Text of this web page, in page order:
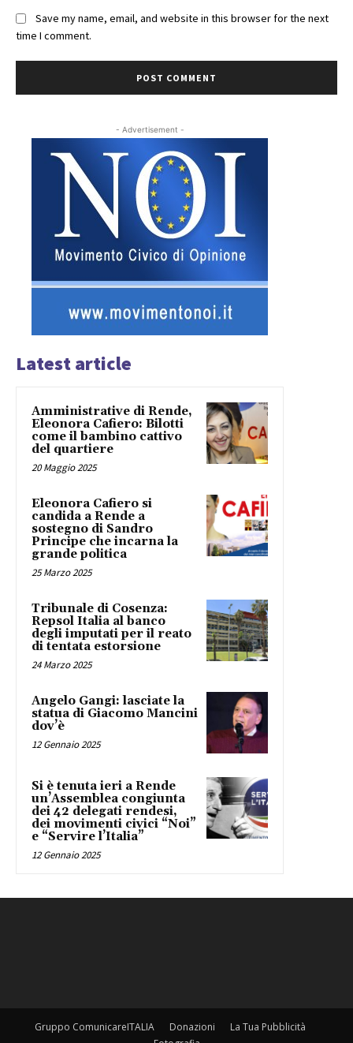
Save my name, email, and website in this browser for the next
time I comment.
- Advertisement -
Latest article
Amministrative di Rende,
Eleonora Cafiero: Bilotti
come il bambino cattivo
del quartiere
20 Maggio 2025
Eleonora Cafiero si
candida a Rende a
sostegno di Sandro
Principe che incarna la
grande politica
25 Marzo 2025
Tribunale di Cosenza:
Repsol Italia al banco
degli imputati per il reato
di tentata estorsione
24 Marzo 2025
Angelo Gangi: lasciate la
statua di Giacomo Mancini
dov’è
12 Gennaio 2025
Si è tenuta ieri a Rende
un’Assemblea congiunta
dei 42 delegati rendesi,
dei movimenti civici “Noi”
e “Servire l’Italia”
12 Gennaio 2025
Gruppo ComunicareITALIA Donazioni
La Tua Pubblicità